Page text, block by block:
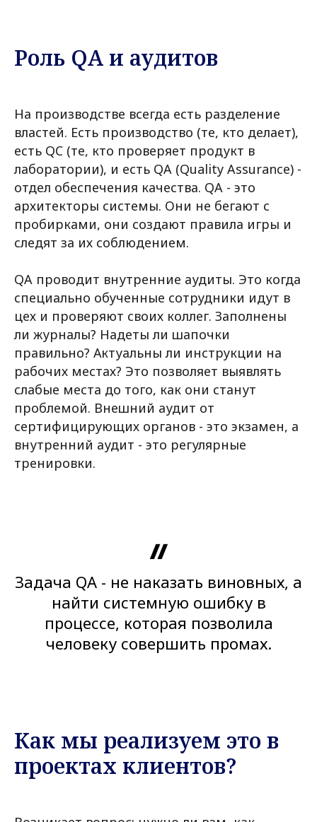
Роль QA и аудитов
На производстве всегда есть разделение
властей. Есть производство (те, кто делает),
есть QC (те, кто проверяет продукт в
лаборатории), и есть QA (Quality Assurance) -
отдел обеспечения качества. QA - это
архитекторы системы. Они не бегают с
пробирками, они создают правила игры и
следят за их соблюдением.
QA проводит внутренние аудиты. Это когда
специально обученные сотрудники идут в
цех и проверяют своих коллег. Заполнены
ли журналы? Надеты ли шапочки
правильно? Актуальны ли инструкции на
рабочих местах? Это позволяет выявлять
слабые места до того, как они станут
проблемой. Внешний аудит от
сертифицирующих органов - это экзамен, а
внутренний аудит - это регулярные
тренировки.
Задача QA - не наказать виновных, а
найти системную ошибку в
процессе, которая позволила
человеку совершить промах.
Как мы реализуем это в
проектах клиентов?